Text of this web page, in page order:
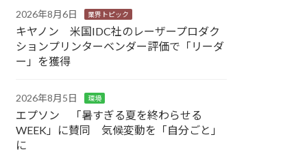
2026年8月6日 業界トピック
キヤノン 米国IDC社のレーザープロダク
ションプリンターベンダー評価で「リーダ
ー」を獲得
2026年8月5日 環境
エプソン 「暑すぎる夏を終わらせる
WEEK」に賛同 気候変動を「自分ごと」
に